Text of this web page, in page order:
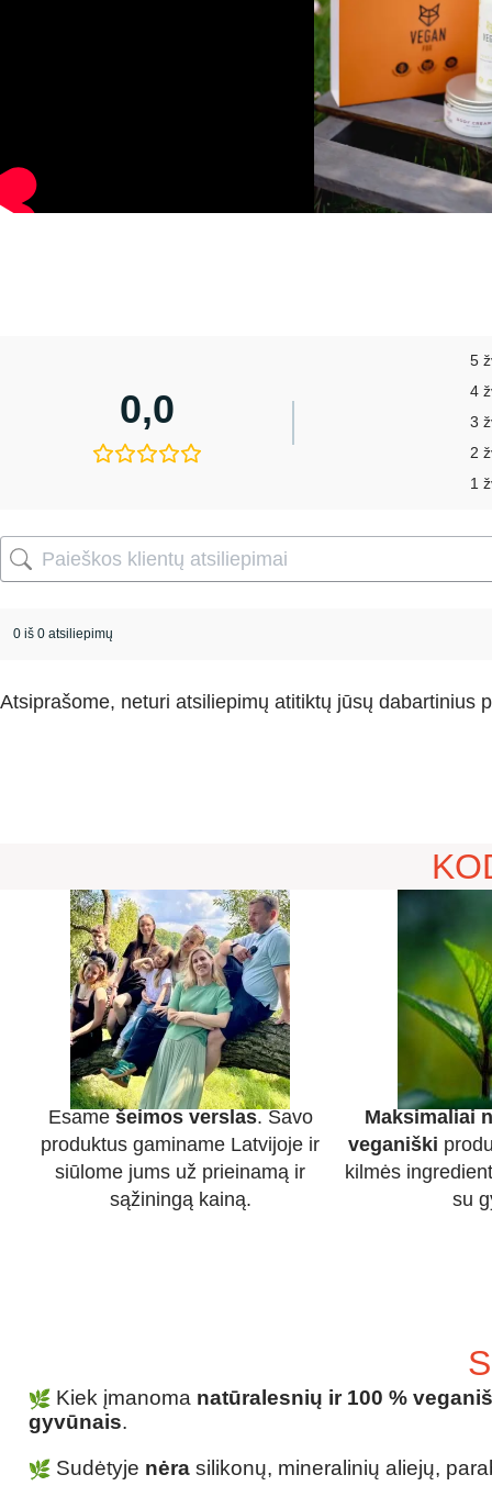
0,0
5
4
3
2
1
0 iš 0 atsiliepimų
Atsiprašome, neturi atsiliepimų atitiktų jūsų dabartinius
Esame šeimos verslas. Savo
produktus gaminame Latvijoje ir
siūlome jums už prieinamą ir
sąžiningą kainą.
Maksimaliai
veganiški
kilmės
su
Kiek įmanoma natūralesnių ir 100 %
gyvūnais.
Sudėtyje nėra silikonų, mineralinių aliejų,